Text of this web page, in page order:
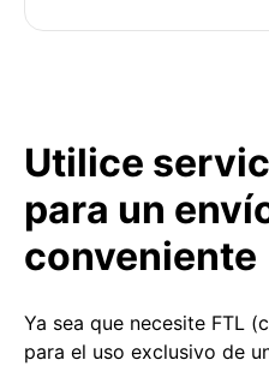
Utilice
para un
conveniente
Ya sea que necesite FTL
para el uso exclusivo de